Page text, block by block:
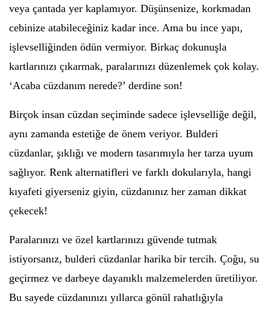
veya çantada yer kaplamıyor. Düşünsenize, korkmadan
cebinize atabileceğiniz kadar ince. Ama bu ince yapı,
işlevselliğinden ödün vermiyor. Birkaç dokunuşla
kartlarınızı çıkarmak, paralarınızı düzenlemek çok kolay.
‘Acaba cüzdanım nerede?’ derdine son!
Birçok insan cüzdan seçiminde sadece işlevselliğe değil,
aynı zamanda estetiğe de önem veriyor. Bulderi
cüzdanlar, şıklığı ve modern tasarımıyla her tarza uyum
sağlıyor. Renk alternatifleri ve farklı dokularıyla, hangi
kıyafeti giyerseniz giyin, cüzdanınız her zaman dikkat
çekecek!
Paralarınızı ve özel kartlarınızı güvende tutmak
istiyorsanız, bulderi cüzdanlar harika bir tercih. Çoğu, su
geçirmez ve darbeye dayanıklı malzemelerden üretiliyor.
Bu sayede cüzdanınızı yıllarca gönül rahatlığıyla